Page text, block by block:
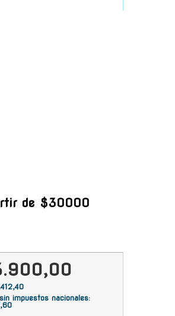
de $30000
impuestos nacionales: